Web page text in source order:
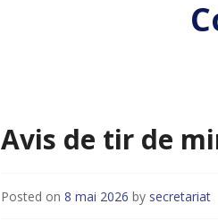
Avis de tir de
Posted on 8 mai 2026 by secretariat